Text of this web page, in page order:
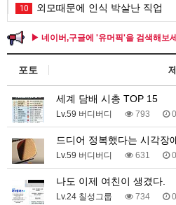
10 외모때문에 인식 박살난 직업
▶ 네이버,구글에 '유머픽'을 검색해보
포토
세계 담배 시총 TOP 15
Lv.59 버디버디 793
드디어 정복했다는 시각장
Lv.59 버디버디 631
나도 이제 여친이 생겼다.
Lv.24 칠성그룹 734